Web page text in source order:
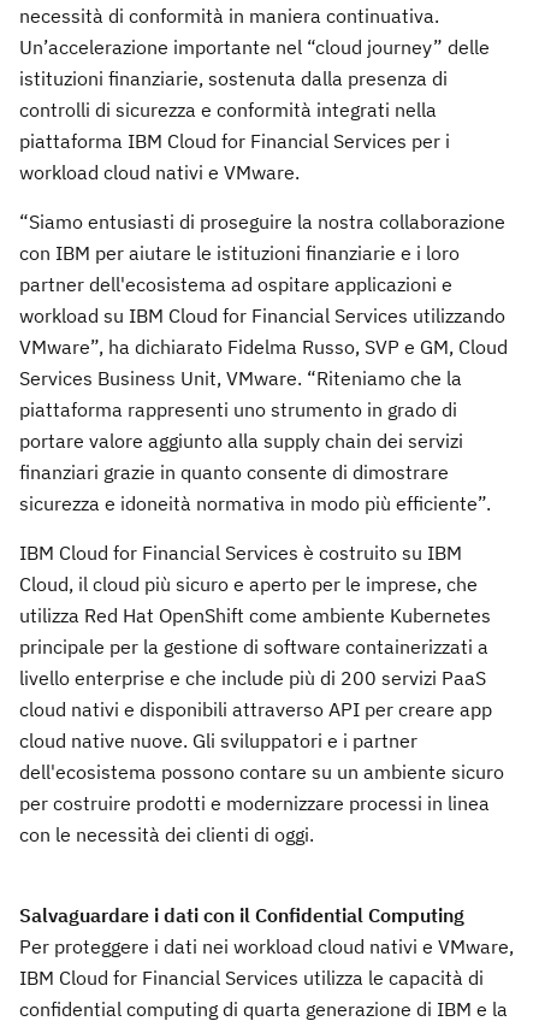
necessità di conformità in maniera continuativa.
Un’accelerazione importante nel “cloud journey” delle
istituzioni finanziarie, sostenuta dalla presenza di
controlli di sicurezza e conformità integrati nella
piattaforma IBM Cloud for Financial Services per i
workload cloud nativi e VMware.
“Siamo entusiasti di proseguire la nostra collaborazione
con IBM per aiutare le istituzioni finanziarie e i loro
partner dell'ecosistema ad ospitare applicazioni e
workload su IBM Cloud for Financial Services utilizzando
VMware”, ha dichiarato Fidelma Russo, SVP e GM, Cloud
Services Business Unit, VMware. “Riteniamo che la
piattaforma rappresenti uno strumento in grado di
portare valore aggiunto alla supply chain dei servizi
finanziari grazie in quanto consente di dimostrare
sicurezza e idoneità normativa in modo più efficiente”.
IBM Cloud for Financial Services è costruito su IBM
Cloud, il cloud più sicuro e aperto per le imprese, che
utilizza Red Hat OpenShift come ambiente Kubernetes
principale per la gestione di software containerizzati a
livello enterprise e che include più di 200 servizi PaaS
cloud nativi e disponibili attraverso API per creare app
cloud native nuove. Gli sviluppatori e i partner
dell'ecosistema possono contare su un ambiente sicuro
per costruire prodotti e modernizzare processi in linea
con le necessità dei clienti di oggi.
Salvaguardare i dati con il Confidential Computing
Per proteggere i dati nei workload cloud nativi e VMware,
IBM Cloud for Financial Services utilizza le capacità di
confidential computing di quarta generazione di IBM e la